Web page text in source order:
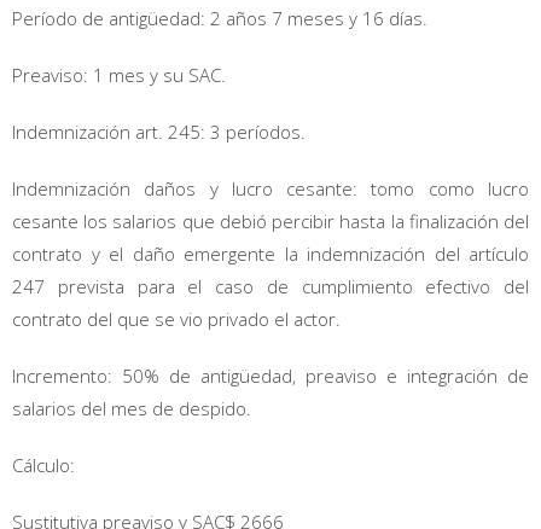
Período de antigüedad: 2 años 7 meses y 16 días.
Preaviso: 1 mes y su SAC.
Indemnización art. 245: 3 períodos.
Indemnización daños y lucro cesante: tomo como lucro
cesante los salarios que debió percibir hasta la finalización del
contrato y el daño emergente la indemnización del artículo
247 prevista para el caso de cumplimiento efectivo del
contrato del que se vio privado el actor.
Incremento: 50% de antigüedad, preaviso e integración de
salarios del mes de despido.
Cálculo:
Sustitutiva preaviso y SAC$ 2666